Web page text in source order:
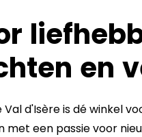
en
Val d'Isère is dé winkel
met een passie voor